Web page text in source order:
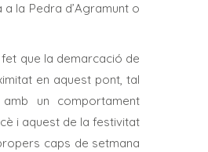
la Pedra d’Agramunt o
que la demarcació de
en aquest pont, tal
un comportament
i aquest de la festivitat
caps de setmana